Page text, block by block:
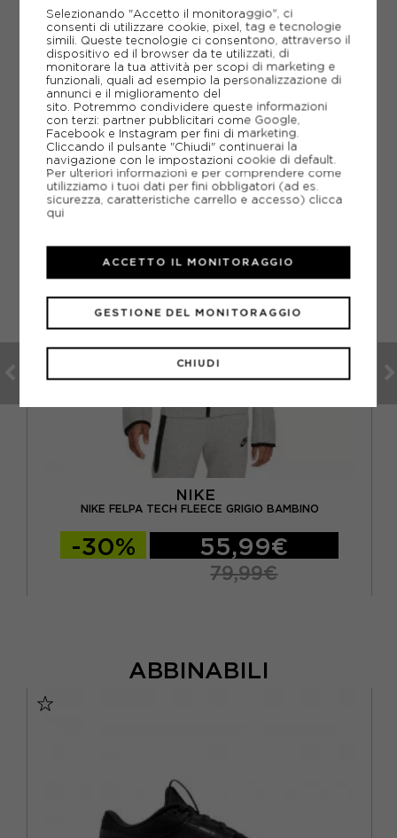
PIÙ INFORMAZIONI
SCHEDA TECNICA
GUIDA ALLE TAGLIE
CONSIGLIATI DA NOI
NIKE
NIKE FELPA TECH FLEECE GRIGIO BAMBINO
-30% 55,99€
79,99€
ABBINABILI
Selezionando "Accetto il monitoraggio", ci
consenti di utilizzare cookie, pixel, tag e tecnologie
simili. Queste tecnologie ci consentono, attraverso il
dispositivo ed il browser da te utilizzati, di
monitorare la tua attività per scopi di marketing e
funzionali, quali ad esempio la personalizzazione di
annunci e il miglioramento del
sito. Potremmo condividere queste informazioni
con terzi: partner pubblicitari come Google,
Facebook e Instagram per fini di marketing.
Cliccando il pulsante "Chiudi" continuerai la
navigazione con le impostazioni cookie di default.
Per ulteriori informazioni e per comprendere come
utilizziamo i tuoi dati per fini obbligatori (ad es.
sicurezza, caratteristiche carrello e accesso) clicca
qui
CHIUDI
GESTIONE DEL MONITORAGGIO
ACCETTO IL MONITORAGGIO